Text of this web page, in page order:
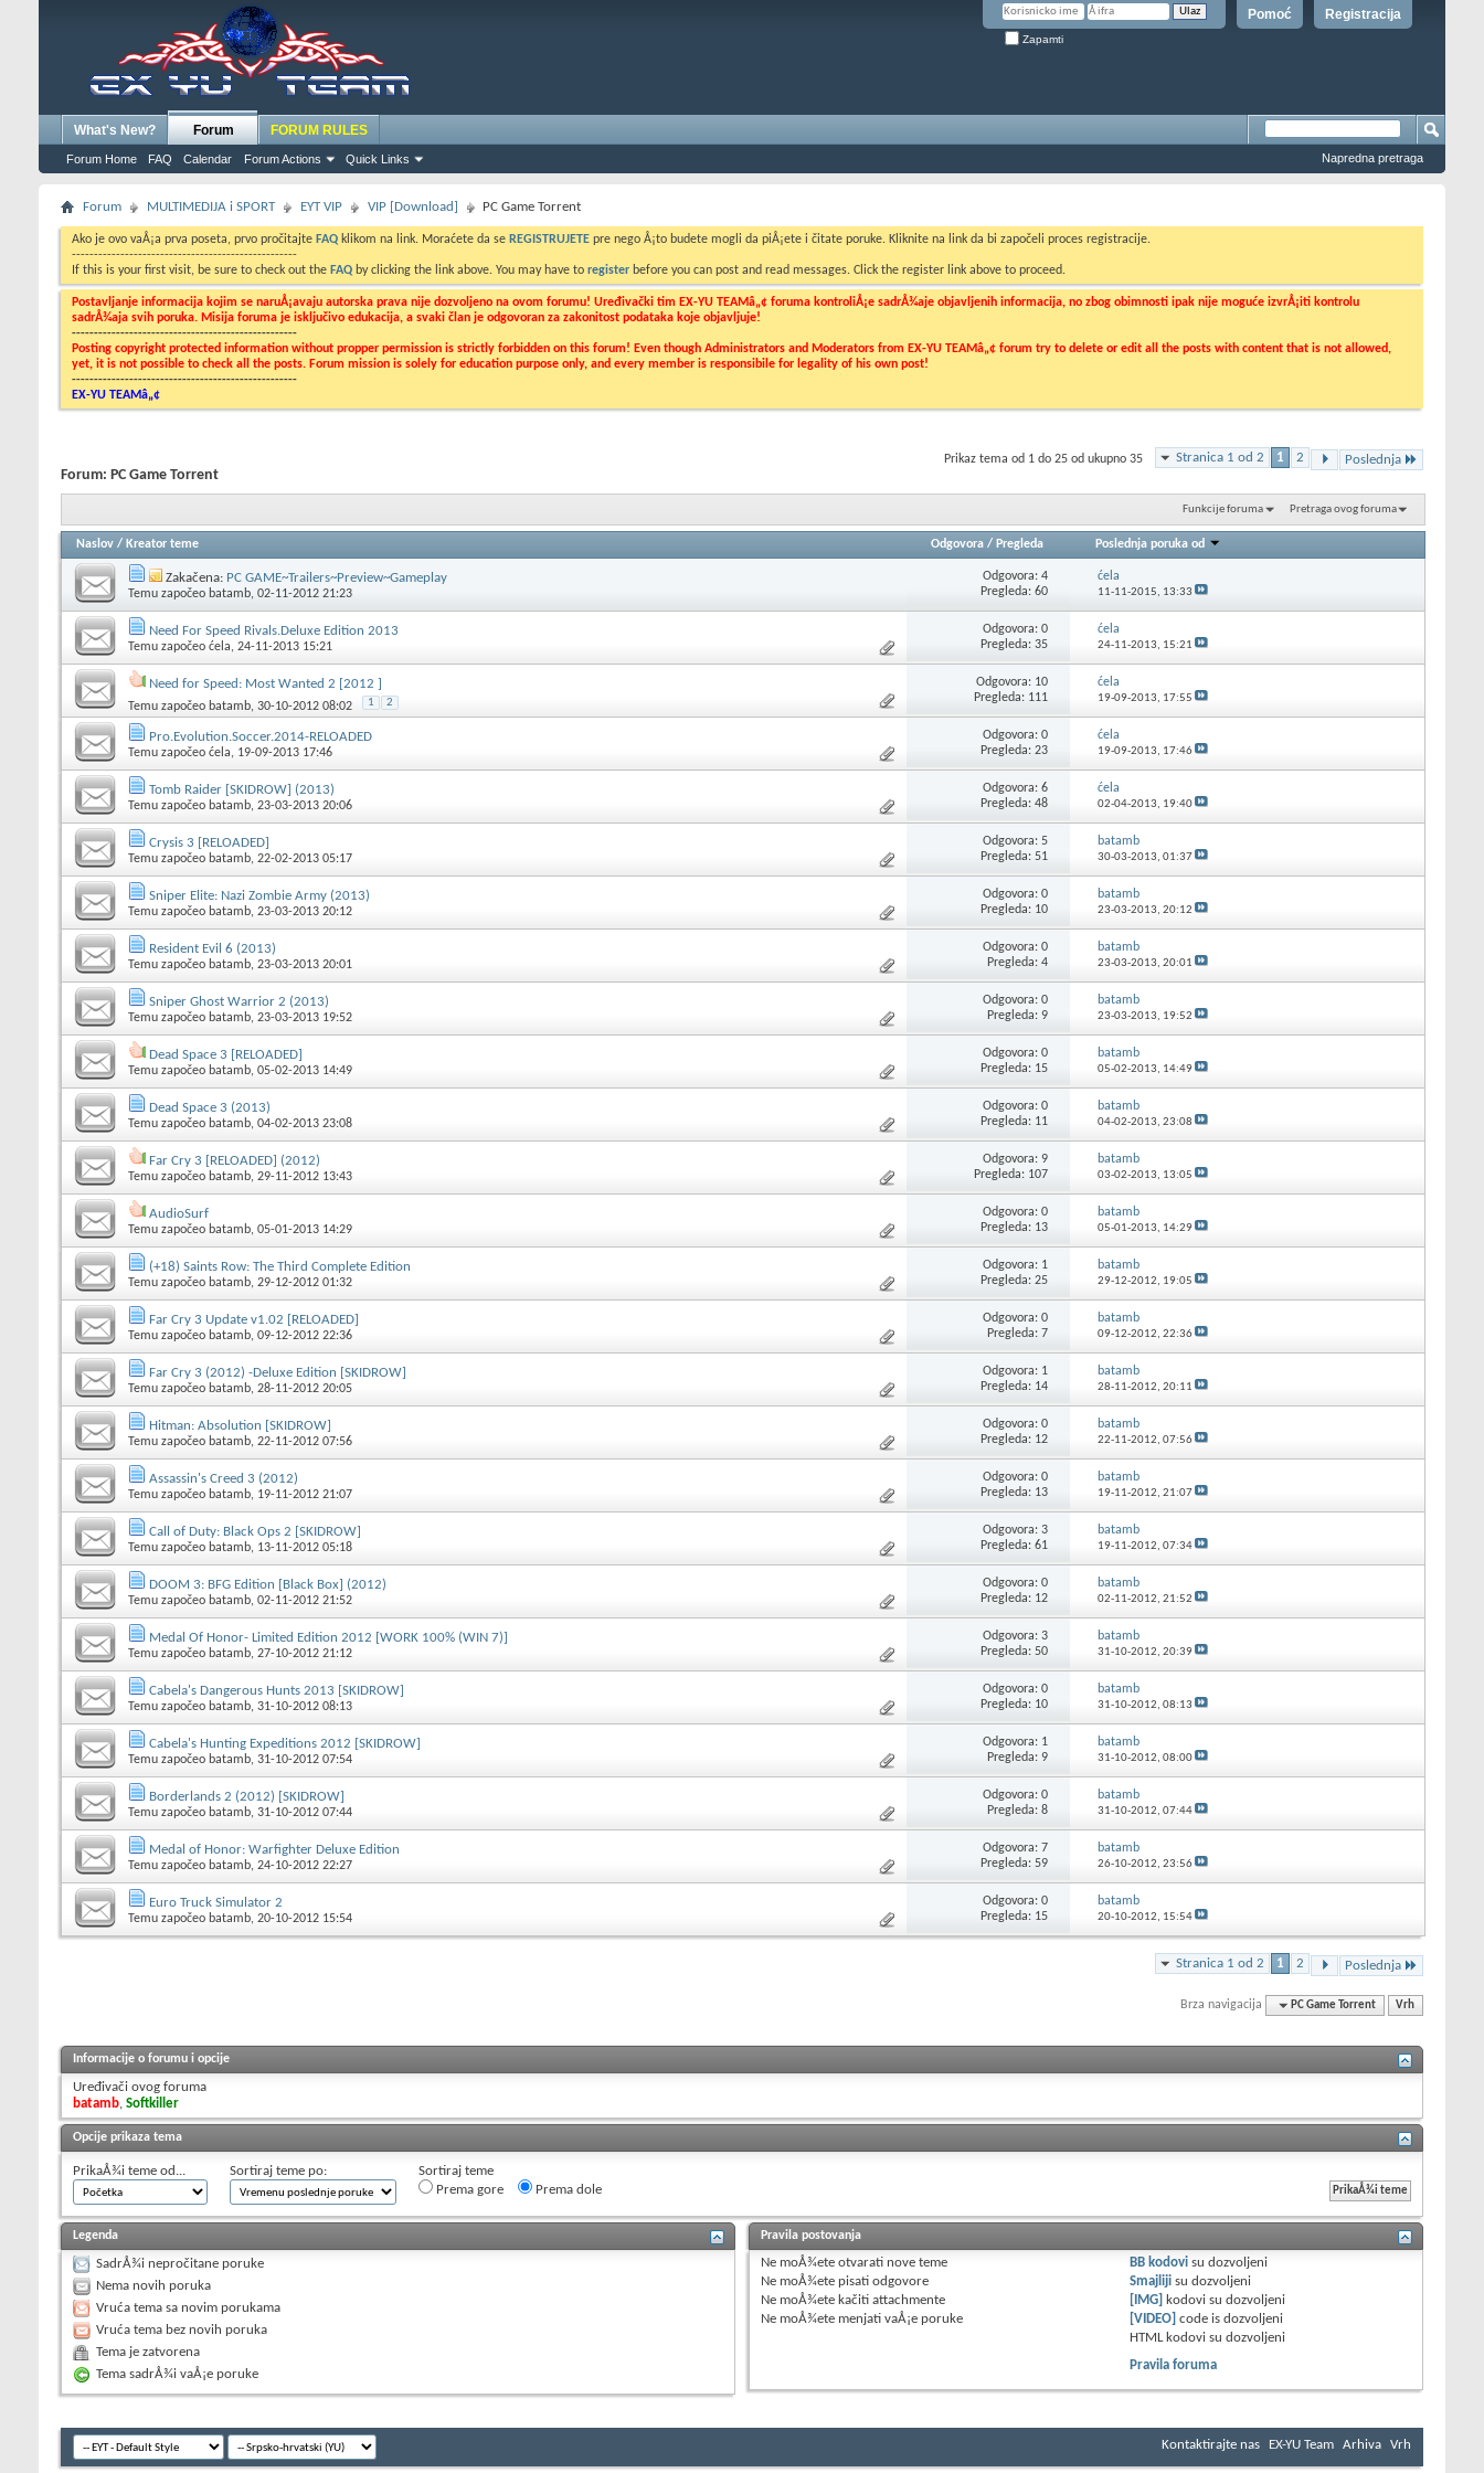
Registracija
Pomoć
Zapamti
What's New? Forum
Forum Home FAQ Calendar Forum Actions Quick Links
FORUM RULES
Napredna pretraga
Forum MULTIMEDIJA i SPORT EYT VIP VIP [Download] PC Game Torrent
Ako je ovo vaÅ¡a prva poseta, prvo pročitajte FAQ klikom na link. Moraćete da se REGISTRUJETE pre nego Å¡to budete mogli da piÅ¡ete i čitate poruke. Kliknite na link da bi započeli proces registracije.
---------------------------------------------------
If this is your first visit, be sure to check out the FAQ by clicking the link above. You may have to register before you can post and read messages. Click the register link above to proceed.
Postavljanje informacija kojim se naruÅ¡avaju autorska prava nije dozvoljeno na ovom forumu! Uređivački tim EX-YU TEAMâ„¢ foruma kontroliÅ¡e sadrÅ¾aje objavljenih informacija, no zbog obimnosti ipak nije moguće izvrÅ¡iti kontrolu
sadrÅ¾aja svih poruka. Misija foruma je isključivo edukacija, a svaki član je odgovoran za zakonitost podataka koje objavljuje!
---------------------------------------------------
Posting copyright protected information without propper permission is strictly forbidden on this forum! Even though Administrators and Moderators from EX-YU TEAMâ„¢ forum try to delete or edit all the posts with content that is not allowed,
yet, it is not possible to check all the posts. Forum mission is solely for education purpose only, and every member is responsibile for legality of his own post!
---------------------------------------------------
EX-YU TEAMâ„¢
Stranica 1 od 2 1 2 Poslednja
Prikaz tema od 1 do 25 od ukupno 35
Forum: PC Game Torrent
Funkcije foruma Pretraga ovog foruma
Naslov / Kreator teme Odgovora / Pregleda Poslednja poruka od
Zakačena: PC GAME~Trailers~Preview~Gameplay
Temu započeo batamb, 02-11-2012 21:23
Odgovora: 4
Pregleda: 60
ćela
11-11-2015, 13:33
Need For Speed Rivals.Deluxe Edition 2013
Temu započeo ćela, 24-11-2013 15:21
Odgovora: 0
Pregleda: 35
ćela
24-11-2013, 15:21
Need for Speed: Most Wanted 2 [2012 ]
Temu započeo batamb, 30-10-2012 08:02 1 2
Odgovora: 10
Pregleda: 111
ćela
19-09-2013, 17:55
Pro.Evolution.Soccer.2014-RELOADED
Temu započeo ćela, 19-09-2013 17:46
Odgovora: 0
Pregleda: 23
ćela
19-09-2013, 17:46
Tomb Raider [SKIDROW] (2013)
Temu započeo batamb, 23-03-2013 20:06
Odgovora: 6
Pregleda: 48
ćela
02-04-2013, 19:40
Crysis 3 [RELOADED]
Temu započeo batamb, 22-02-2013 05:17
Odgovora: 5
Pregleda: 51
batamb
30-03-2013, 01:37
Sniper Elite: Nazi Zombie Army (2013)
Temu započeo batamb, 23-03-2013 20:12
Odgovora: 0
Pregleda: 10
batamb
23-03-2013, 20:12
Resident Evil 6 (2013)
Temu započeo batamb, 23-03-2013 20:01
Odgovora: 0
Pregleda: 4
batamb
23-03-2013, 20:01
Sniper Ghost Warrior 2 (2013)
Temu započeo batamb, 23-03-2013 19:52
Odgovora: 0
Pregleda: 9
batamb
23-03-2013, 19:52
Dead Space 3 [RELOADED]
Temu započeo batamb, 05-02-2013 14:49
Odgovora: 0
Pregleda: 15
batamb
05-02-2013, 14:49
Dead Space 3 (2013)
Temu započeo batamb, 04-02-2013 23:08
Odgovora: 0
Pregleda: 11
batamb
04-02-2013, 23:08
Far Cry 3 [RELOADED] (2012)
Temu započeo batamb, 29-11-2012 13:43
Odgovora: 9
Pregleda: 107
batamb
03-02-2013, 13:05
AudioSurf
Temu započeo batamb, 05-01-2013 14:29
Odgovora: 0
Pregleda: 13
batamb
05-01-2013, 14:29
(+18) Saints Row: The Third Complete Edition
Temu započeo batamb, 29-12-2012 01:32
Odgovora: 1
Pregleda: 25
batamb
29-12-2012, 19:05
Far Cry 3 Update v1.02 [RELOADED]
Temu započeo batamb, 09-12-2012 22:36
Odgovora: 0
Pregleda: 7
batamb
09-12-2012, 22:36
Far Cry 3 (2012) -Deluxe Edition [SKIDROW]
Temu započeo batamb, 28-11-2012 20:05
Odgovora: 1
Pregleda: 14
batamb
28-11-2012, 20:11
Hitman: Absolution [SKIDROW]
Temu započeo batamb, 22-11-2012 07:56
Odgovora: 0
Pregleda: 12
batamb
22-11-2012, 07:56
Assassin's Creed 3 (2012)
Temu započeo batamb, 19-11-2012 21:07
Odgovora: 0
Pregleda: 13
batamb
19-11-2012, 21:07
Call of Duty: Black Ops 2 [SKIDROW]
Temu započeo batamb, 13-11-2012 05:18
Odgovora: 3
Pregleda: 61
batamb
19-11-2012, 07:34
DOOM 3: BFG Edition [Black Box] (2012)
Temu započeo batamb, 02-11-2012 21:52
Odgovora: 0
Pregleda: 12
batamb
02-11-2012, 21:52
Medal Of Honor- Limited Edition 2012 [WORK 100% (WIN 7)]
Temu započeo batamb, 27-10-2012 21:12
Odgovora: 3
Pregleda: 50
batamb
31-10-2012, 20:39
Cabela's Dangerous Hunts 2013 [SKIDROW]
Temu započeo batamb, 31-10-2012 08:13
Odgovora: 0
Pregleda: 10
batamb
31-10-2012, 08:13
Cabela's Hunting Expeditions 2012 [SKIDROW]
Temu započeo batamb, 31-10-2012 07:54
Odgovora: 1
Pregleda: 9
batamb
31-10-2012, 08:00
Borderlands 2 (2012) [SKIDROW]
Temu započeo batamb, 31-10-2012 07:44
Odgovora: 0
Pregleda: 8
batamb
31-10-2012, 07:44
Medal of Honor: Warfighter Deluxe Edition
Temu započeo batamb, 24-10-2012 22:27
Odgovora: 7
Pregleda: 59
batamb
26-10-2012, 23:56
Euro Truck Simulator 2
Temu započeo batamb, 20-10-2012 15:54
Odgovora: 0
Pregleda: 15
batamb
20-10-2012, 15:54
Stranica 1 od 2 1 2 Poslednja
Brza navigacija PC Game Torrent Vrh
Informacije o forumu i opcije
Uređivači ovog foruma
batamb, Softkiller
Opcije prikaza tema
PrikaÅ¾i teme od... Sortiraj teme po:
Sortiraj teme
Prema gore
Prema dole
Legenda
SadrÅ¾i nepročitane poruke
Nema novih poruka
Vruća tema sa novim porukama
Vruća tema bez novih poruka
Tema je zatvorena
Tema sadrÅ¾i vaÅ¡e poruke
Pravila postovanja
Ne moÅ¾ete otvarati nove teme
Ne moÅ¾ete pisati odgovore
Ne moÅ¾ete kačiti attachmente
Ne moÅ¾ete menjati vaÅ¡e poruke
BB kodovi sudozvoljeni
Smajliji sudozvoljeni
[IMG] kodovi sudozvoljeni
[VIDEO] code isdozvoljeni
HTML kodovi sudozvoljeni
Pravila foruma
Kontaktirajte nas EX-YU Team Arhiva Vrh